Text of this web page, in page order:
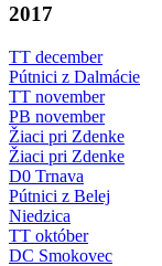
2017
TT december
Pútnici z Dalmácie
TT november
PB november
Žiaci pri Zdenke
Žiaci pri Zdenke
D0 Trnava
Pútnici z Belej
Niedzica
TT október
DC Smokovec